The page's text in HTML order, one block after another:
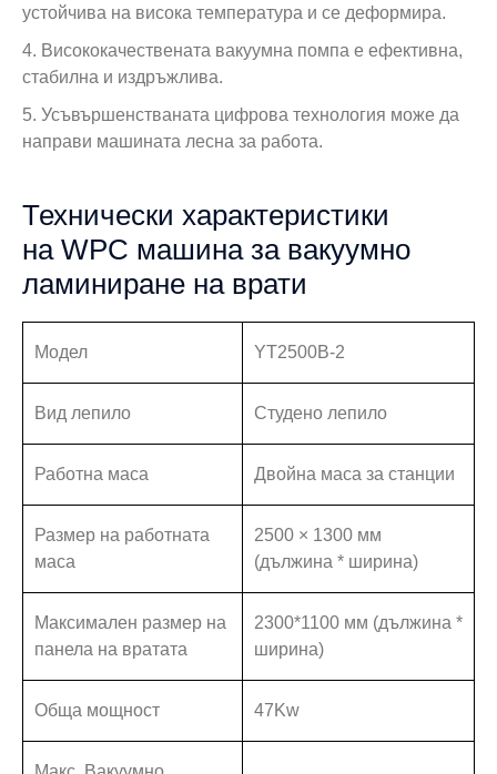
устойчива на висока температура и се деформира.
4. Висококачествената вакуумна помпа е ефективна,
стабилна и издръжлива.
5. Усъвършенстваната цифрова технология може да
направи машината лесна за работа.
Технически характеристики
на WPC машина за вакуумно
ламиниране на врати
Модел YT2500B-2
Вид лепило Студено лепило
Работна маса Двойна маса за станции
Размер на работната
маса
2500 × 1300 мм
(дължина * ширина)
Максимален размер на
панела на вратата
2300*1100 мм (дължина *
ширина)
Обща мощност 47Kw